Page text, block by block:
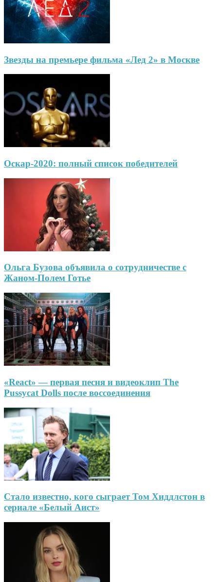
Звезды на премьере фильма «Лед 2» в Москве
Оскар-2020: полный список победителей
Ольга Бузова объявила о сотрудничестве с
Жаном-Полем Готье
«React» — первая песня и видеоклип The
Pussycat Dolls после воссоединения
Стало известно, кого сыграет Том Хиддлстон в
сериале «Белый Аист»